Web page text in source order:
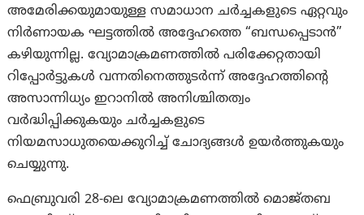
അമേരിക്കയുമായുള്ള സമാധാന ചർച്ചകളുടെ ഏറ്റവും
നിർണായക ഘട്ടത്തിൽ അദ്ദേഹത്തെ “ബന്ധപ്പെടാൻ”
കഴിയുന്നില്ല. വ്യോമാക്രമണത്തിൽ പരിക്കേറ്റതായി
റിപ്പോർട്ടുകൾ വന്നതിനെത്തുടർന്ന് അദ്ദേഹത്തിന്റെ
അസാന്നിധ്യം ഇറാനിൽ അനിശ്ചിതത്വം
വർദ്ധിപ്പിക്കുകയും ചർച്ചകളുടെ
നിയമസാധുതയെക്കുറിച്ച് ചോദ്യങ്ങൾ ഉയർത്തുകയും
ചെയ്യുന്നു.
ഫെബ്രുവരി 28-ലെ വ്യോമാക്രമണത്തിൽ മൊജ്തബ